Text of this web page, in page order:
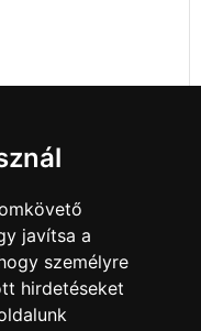
javítsa a
személyre
hirdetéseket